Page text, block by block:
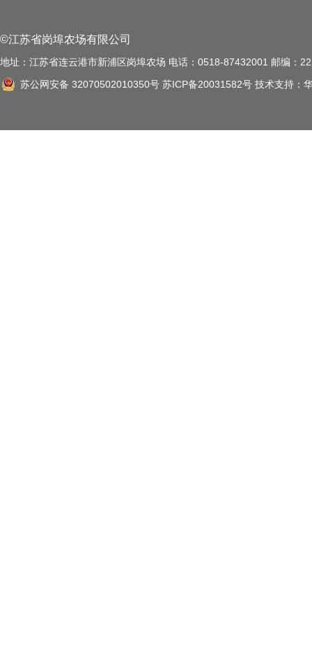
©江苏省岗埠农场有限公司
地址：江苏省连云港市新浦区岗埠农场 电话：0518-87432001 邮编：
苏公网安备 32070502010350号 苏ICP备20031582号 技术支持：